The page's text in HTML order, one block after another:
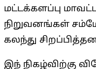
மட்டக்களப்பு
நிறுவனங்கள்
கலந்து
இந் நிகழ்விற்கு